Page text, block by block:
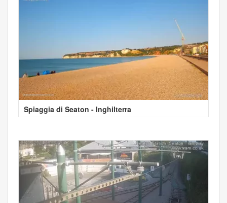
Spiaggia di Seaton - Inghilterra